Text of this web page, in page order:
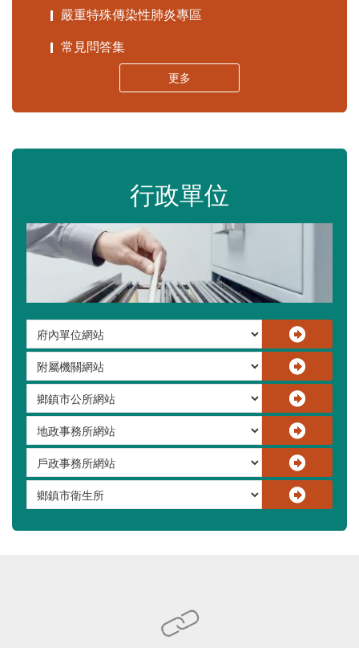
嚴重特殊傳染性肺炎專區
常見問答集
更多
行政單位